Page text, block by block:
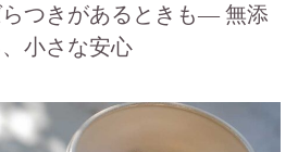
つきがあるときも― 無添
小さな安心